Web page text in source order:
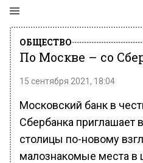
ОБЩЕСТВО
По Москве – со
15 сентября 2021, 18:04
Московский банк в
Сбербанка приглашает
столицы по-новому
малознакомые места в